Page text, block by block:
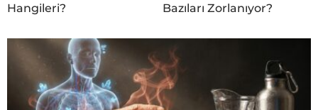
Hangileri?
Bazıları Zorlanıyor?